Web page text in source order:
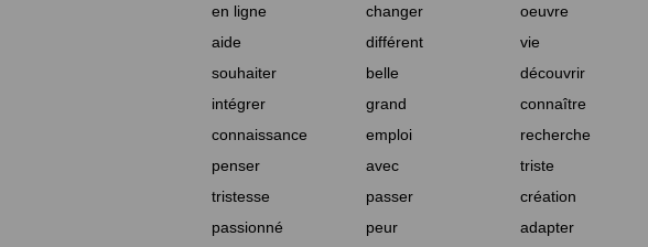
en ligne
changer oeuvre
aide
différent vie
souhaiter
belle découvrir
intégrer
grand connaître
connaissance
emploi recherche
penser
avec triste
tristesse
passer création
passionné
peur adapter